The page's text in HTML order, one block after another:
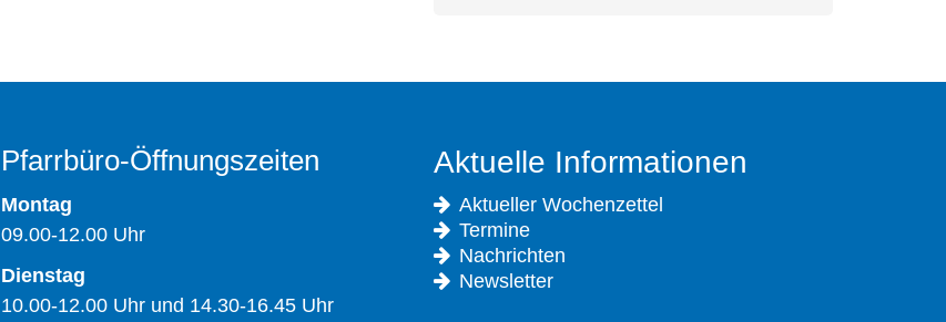
Pfarrbüro-Öffnungszeiten
Montag
09.00-12.00 Uhr
Dienstag
10.00-12.00 Uhr und 14.30-16.45 Uhr
Aktuelle Informationen
Aktueller Wochenzettel
Termine
Nachrichten
Newsletter